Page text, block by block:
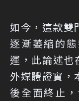
如今，這款雙
逐漸萎縮的
運，此論述
外媒體證實，
後全面終止